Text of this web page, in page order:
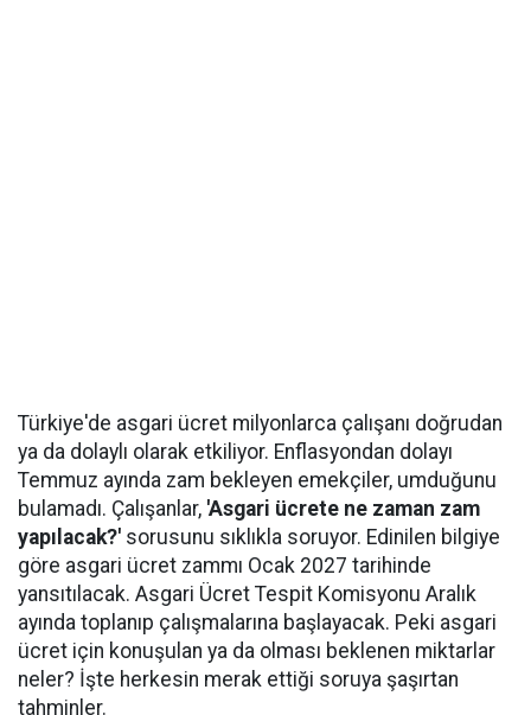
Türkiye'de asgari ücret milyonlarca çalışanı doğrudan
ya da dolaylı olarak etkiliyor. Enflasyondan dolayı
Temmuz ayında zam bekleyen emekçiler, umduğunu
bulamadı. Çalışanlar, 'Asgari ücrete ne zaman zam
yapılacak?' sorusunu sıklıkla soruyor. Edinilen bilgiye
göre asgari ücret zammı Ocak 2027 tarihinde
yansıtılacak. Asgari Ücret Tespit Komisyonu Aralık
ayında toplanıp çalışmalarına başlayacak. Peki asgari
ücret için konuşulan ya da olması beklenen miktarlar
neler? İşte herkesin merak ettiği soruya şaşırtan
tahminler.